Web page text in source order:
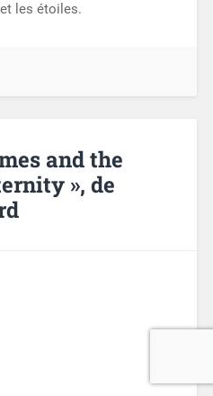
les étoiles.
and the
», de